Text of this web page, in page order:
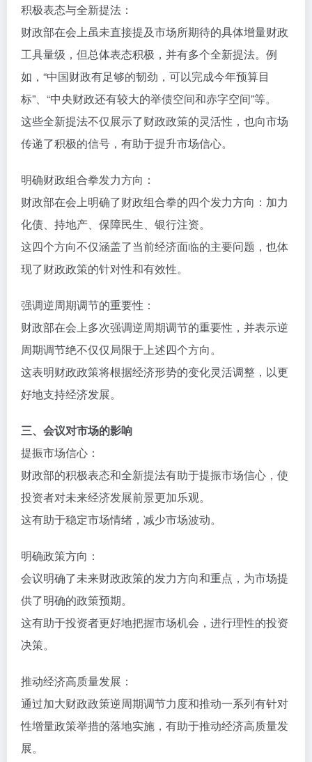
积极表态与全新提法：
财政部在会上虽未直接提及市场所期待的具体增量财政
工具量级，但总体表态积极，并有多个全新提法。例
如，“中国财政有足够的韧劲，可以完成今年预算目
标”、“中央财政还有较大的举债空间和赤字空间”等。
这些全新提法不仅展示了财政政策的灵活性，也向市场
传递了积极的信号，有助于提升市场信心。
明确财政组合拳发力方向：
财政部在会上明确了财政组合拳的四个发力方向：加力
化债、持地产、保障民生、银行注资。
这四个方向不仅涵盖了当前经济面临的主要问题，也体
现了财政政策的针对性和有效性。
强调逆周期调节的重要性：
财政部在会上多次强调逆周期调节的重要性，并表示逆
周期调节绝不仅仅局限于上述四个方向。
这表明财政政策将根据经济形势的变化灵活调整，以更
好地支持经济发展。
三、会议对市场的影响
提振市场信心：
财政部的积极表态和全新提法有助于提振市场信心，使
投资者对未来经济发展前景更加乐观。
这有助于稳定市场情绪，减少市场波动。
明确政策方向：
会议明确了未来财政政策的发力方向和重点，为市场提
供了明确的政策预期。
这有助于投资者更好地把握市场机会，进行理性的投资
决策。
推动经济高质量发展：
通过加大财政政策逆周期调节力度和推动一系列有针对
性增量政策举措的落地实施，有助于推动经济高质量发
展。